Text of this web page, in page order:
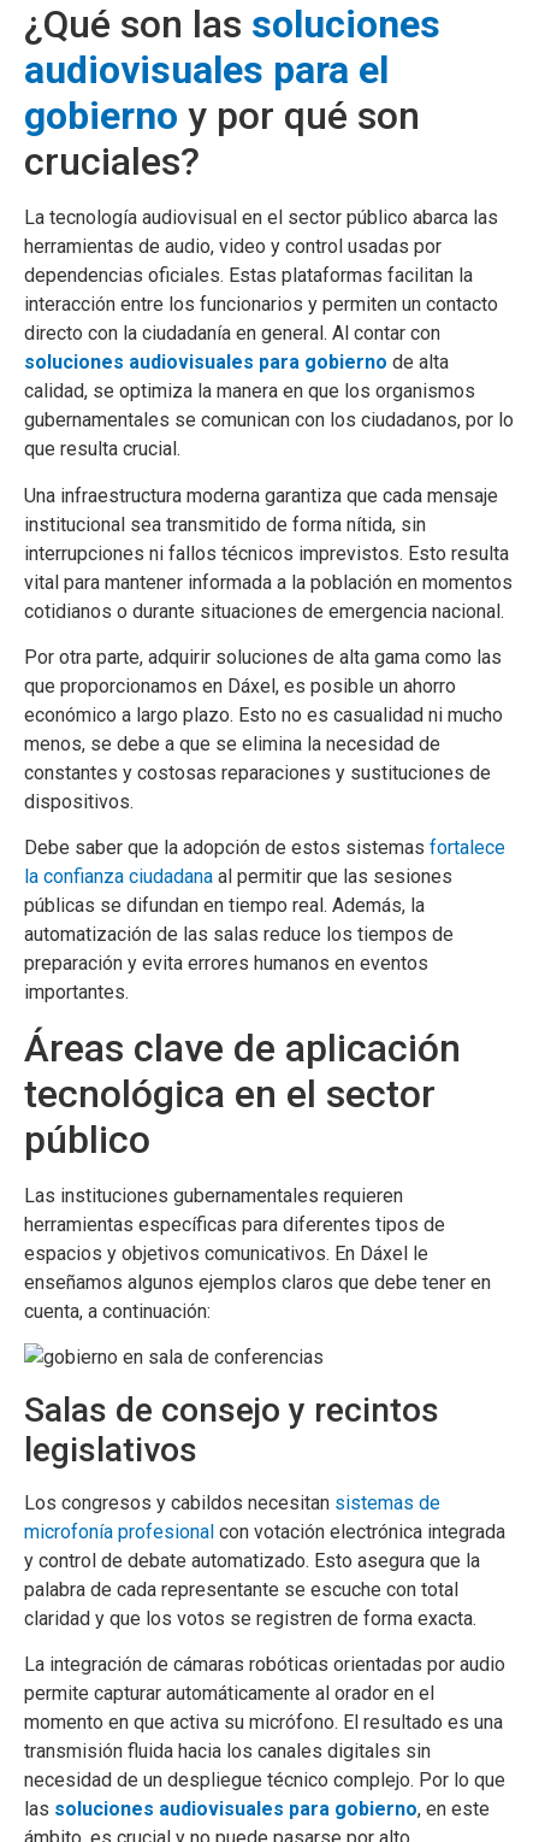
¿Qué son las soluciones
audiovisuales para el
gobierno y por qué son
cruciales?
La tecnología audiovisual en el sector público abarca las
herramientas de audio, video y control usadas por
dependencias oficiales. Estas plataformas facilitan la
interacción entre los funcionarios y permiten un contacto
directo con la ciudadanía en general. Al contar con
soluciones audiovisuales para gobierno de alta
calidad, se optimiza la manera en que los organismos
gubernamentales se comunican con los ciudadanos, por lo
que resulta crucial.
Una infraestructura moderna garantiza que cada mensaje
institucional sea transmitido de forma nítida, sin
interrupciones ni fallos técnicos imprevistos. Esto resulta
vital para mantener informada a la población en momentos
cotidianos o durante situaciones de emergencia nacional.
Por otra parte, adquirir soluciones de alta gama como las
que proporcionamos en Dáxel, es posible un ahorro
económico a largo plazo. Esto no es casualidad ni mucho
menos, se debe a que se elimina la necesidad de
constantes y costosas reparaciones y sustituciones de
dispositivos.
Debe saber que la adopción de estos sistemas fortalece
la confianza ciudadana al permitir que las sesiones
públicas se difundan en tiempo real. Además, la
automatización de las salas reduce los tiempos de
preparación y evita errores humanos en eventos
importantes.
Áreas clave de aplicación
tecnológica en el sector
público
Las instituciones gubernamentales requieren
herramientas específicas para diferentes tipos de
espacios y objetivos comunicativos. En Dáxel le
enseñamos algunos ejemplos claros que debe tener en
cuenta, a continuación:
Salas de consejo y recintos
legislativos
Los congresos y cabildos necesitan sistemas de
microfonía profesional con votación electrónica integrada
y control de debate automatizado. Esto asegura que la
palabra de cada representante se escuche con total
claridad y que los votos se registren de forma exacta.
La integración de cámaras robóticas orientadas por audio
permite capturar automáticamente al orador en el
momento en que activa su micrófono. El resultado es una
transmisión fluida hacia los canales digitales sin
necesidad de un despliegue técnico complejo. Por lo que
las soluciones audiovisuales para gobierno, en este